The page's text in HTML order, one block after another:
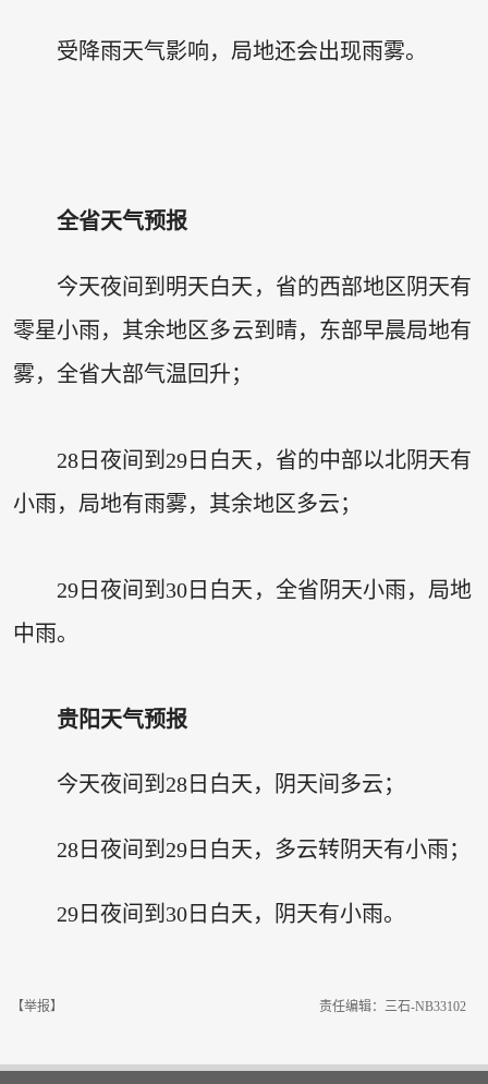
受降雨天气影响，局地还会出现雨雾。
全省天气预报
今天夜间到明天白天，省的西部地区阴天有
零星小雨，其余地区多云到晴，东部早晨局地有
雾，全省大部气温回升；
28日夜间到29日白天，省的中部以北阴天有
小雨，局地有雨雾，其余地区多云；
29日夜间到30日白天，全省阴天小雨，局地
中雨。
贵阳天气预报
今天夜间到28日白天，阴天间多云；
28日夜间到29日白天，多云转阴天有小雨；
29日夜间到30日白天，阴天有小雨。
【举报】 责任编辑：三石-NB33102